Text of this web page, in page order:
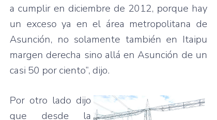
a cumplir en diciembre de 2012, porque hay
un exceso ya en el área metropolitana de
Asunción, no solamente también en Itaipu
margen derecha sino allá en Asunción de un
casi 50 por ciento”, dijo.
Por otro lado dijo
que desde la